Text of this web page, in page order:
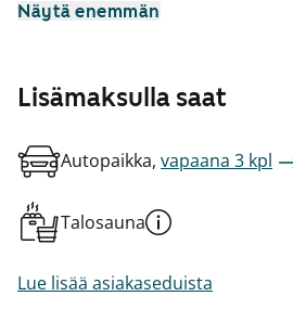
Näytä enemmän
Lisämaksulla saat
Autopaikka, vapaana 3 kpl
Talosauna
Lue lisää asiakaseduista